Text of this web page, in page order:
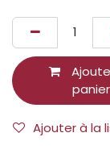
panier
Ajouter à la